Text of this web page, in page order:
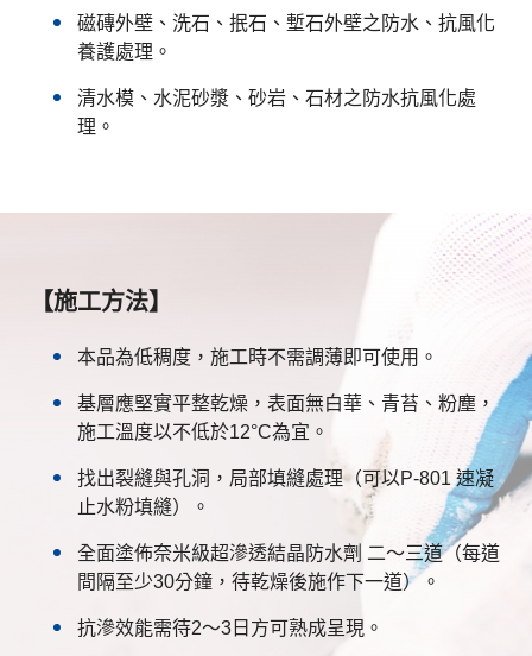
磁磚外壁、洗石、抿石、塹石外壁之防水、抗風化
養護處理。
清水模、水泥砂漿、砂岩、石材之防水抗風化處
理。
【施工方法】
本品為低稠度，施工時不需調薄即可使用。
基層應堅實平整乾燥，表面無白華、青苔、粉塵，
施工溫度以不低於12°C為宜。
找出裂縫與孔洞，局部填縫處理（可以P-801 速凝
止水粉填縫）。
全面塗佈奈米級超滲透結晶防水劑 二～三道（每道
間隔至少30分鐘，待乾燥後施作下一道）。
抗滲效能需待2～3日方可熟成呈現。